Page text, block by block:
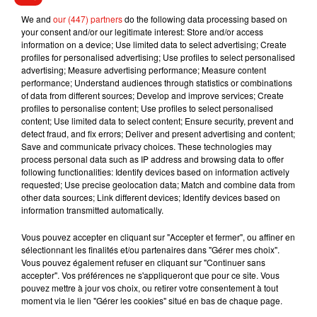
Une pétition demandant son maintien au sein de l'entreprise
a déjà recueilli plus de 1 200 signatures. Un rassemblement
de soutient, à l’initiative de la CGT-Energie est aussi prévu à
15 heures, àNanterre
Musique
6 août 2026
Il y a 10 ans, DJ Snake changeait de
dimension avec son premier...
3 août 2026
Fred again.. et Latin Mafia dévoilent enfin
leur mixtape créée en...
We and our (447) partnersdo the following data processing based on
your consent and/or our legitimate interest: Store and/or access
information on a device; Use limited data to select advertising; Create
profiles for personalised advertising; Use profiles to select personalised
advertising; Measure advertising performance; Measure content
performance; Understand audiences through statistics or combinations
of data from different sources; Develop and improve services; Create
profiles to personalise content; Use profiles to select personalised
content; Use limited data to select content; Ensure security, prevent and
detect fraud, and fix errors; Deliver and present advertising and content;
Save and communicate privacy choices. These technologies may
process personal data such as IP address and browsing data to offer
following functionalities: Identify devices based on information actively
requested; Use precise geolocation data; Match and combine data from
other data sources; Link different devices; Identify devices based on
information transmitted automatically.
Vous pouvez accepter en cliquant sur "Accepter et fermer", ou affiner en
sélectionnant les finalités et/ou partenaires dans "Gérer mes choix".
Vous pouvez également refuser en cliquant sur "Continuer sans
accepter". Vos préférences ne s'appliqueront que pour ce site. Vous
pouvez mettre à jour vos choix, ou retirer votre consentement à tout
moment via le lien "Gérer les cookies" situé en bas de chaque page.